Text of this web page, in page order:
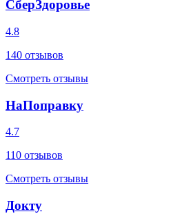
СберЗдоровье
4.8
140 отзывов
Смотреть отзывы
НаПоправку
4.7
110 отзывов
Смотреть отзывы
Докту